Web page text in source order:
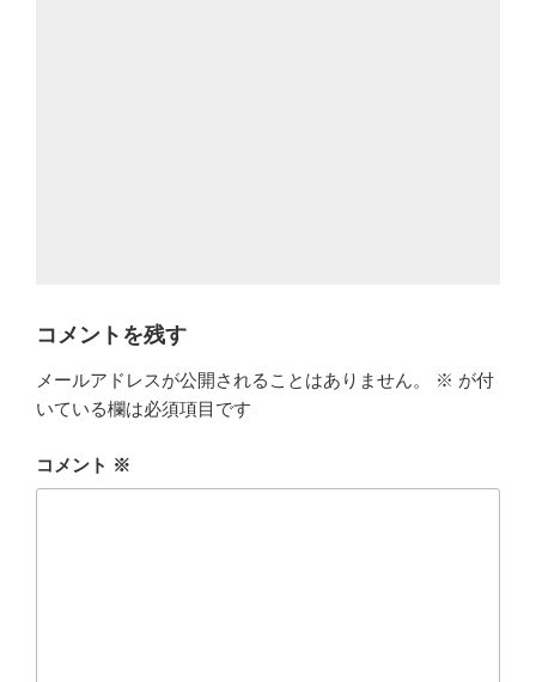
コメントを残す
メールアドレスが公開されることはありません。 ※ が付
いている欄は必須項目です
コメント ※